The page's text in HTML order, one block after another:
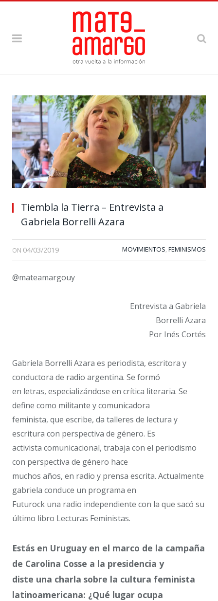
Tiembla la Tierra – Entrevista a
Gabriela Borrelli Azara
ON 04/03/2019 MOVIMIENTOS, FEMINISMOS
@mateamargouy
Entrevista a Gabriela
Borrelli Azara
Por Inés Cortés
Gabriela Borrelli Azara es periodista​, escritora y
conductora de radio argentina. Se formó
en letras, especializándose en crítica literaria. Se
define como ​militante y comunicadora
feminista, que escribe, da talleres de lectura y
escritura con perspectiva de género. Es
activista comunicacional, trabaja con el periodismo
con perspectiva de género hace
muchos años, en radio y prensa escrita. ​Actualmente
gabriela conduce un programa en
Futurock una radio independiente con la que sacó su
último libro​ Lecturas Feministas.
Estás en Uruguay en el marco de la campaña
de Carolina Cosse a la presidencia y
diste una charla sobre la cultura feminista
latinoamericana: ¿Qué lugar ocupa